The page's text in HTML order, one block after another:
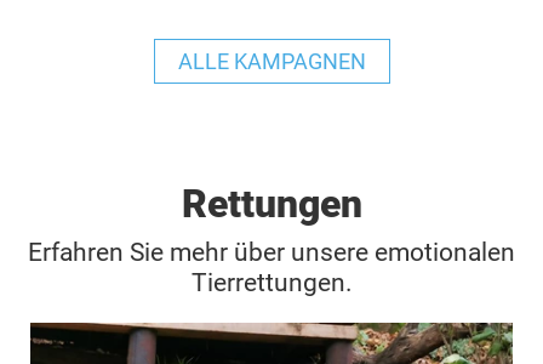
ALLE KAMPAGNEN
Rettungen
Erfahren Sie mehr über unsere emotionalen
Tierrettungen.